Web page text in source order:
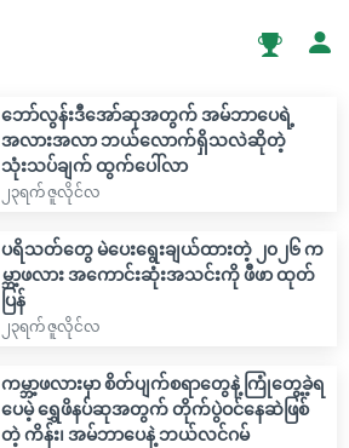
ဘော်လွန်းဒီအော်ဆုအတွက် အမ်ဘာပေရဲ့
အလားအလာ ဘယ်လောက်ရှိသလဲဆိုတဲ့
သုံးသပ်ချက် ထွက်ပေါ်လာ
၂၃ရက် ဇူလိုင်လ
ပရိသတ်တွေ မဲပေးရွေးချယ်ထားတဲ့ ၂၀၂၆ က
မ္ဘာ့ဖလား အကောင်းဆုံးအသင်းကို ဖီဖာ ထုတ်
ပြန်
၂၃ရက် ဇူလိုင်လ
ကမ္ဘာ့ဖလားမှာ စိတ်ပျက်စရာတွေနဲ့ ကြုံတွေ့ခဲ့ရ
ပေမဲ့ ရွှေဖိနပ်ဆုအတွက် တိုက်ပွဲဝင်နေဆဲဖြစ်
တဲ့ ကိန်း၊ အမ်ဘာပေနဲ့ ဘယ်လင်ဂမ်